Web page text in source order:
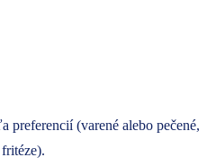
preferencií (varené alebo pečené,